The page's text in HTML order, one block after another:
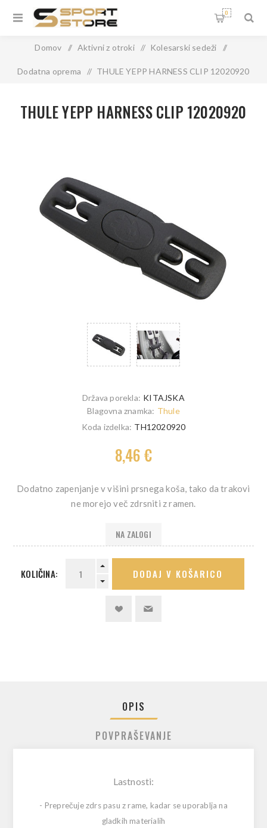
0
Domov / Aktivni z otroki / Kolesarski sedeži /
Dodatna oprema / THULE YEPP HARNESS CLIP 12020920
Država porekla: KITAJSKA
THULE YEPP HARNESS CLIP 12020920
Blagovna znamka: Thule
Koda izdelka: TH12020920
8,46 €
Dodatno zapenjanje v višini prsnega koša, tako da trakovi
ne morejo več zdrsniti z ramen.
NA ZALOGI
KOLIČINA: DODAJ V KOŠARICO
OPIS
POVPRAŠEVANJE
Lastnosti:
- Preprečuje zdrs pasu z rame, kadar se uporablja na
gladkih materialih